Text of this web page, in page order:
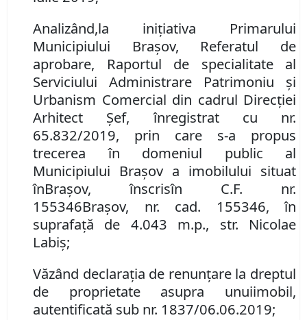
Analizând,la inițiativa Primarului
Municipiului Brașov, Referatul de
aprobare, Raportul de specialitate al
Serviciului Administrare Patrimoniu şi
Urbanism Comercial din cadrul Direcţiei
Arhitect Şef, înregistrat cu nr.
65.832/2019, prin care s-a propus
trecerea în domeniul public al
Municipiului Braşov a imobilului situat
înBraşov, înscrisîn C.F. nr.
155346Brașov, nr. cad. 155346, în
suprafață de 4.043 m.p., str. Nicolae
Labiș;
Văzând declaraţia de renunţare la dreptul
de proprietate asupra unuiimobil,
autentificată sub nr. 1837/06.06.2019;